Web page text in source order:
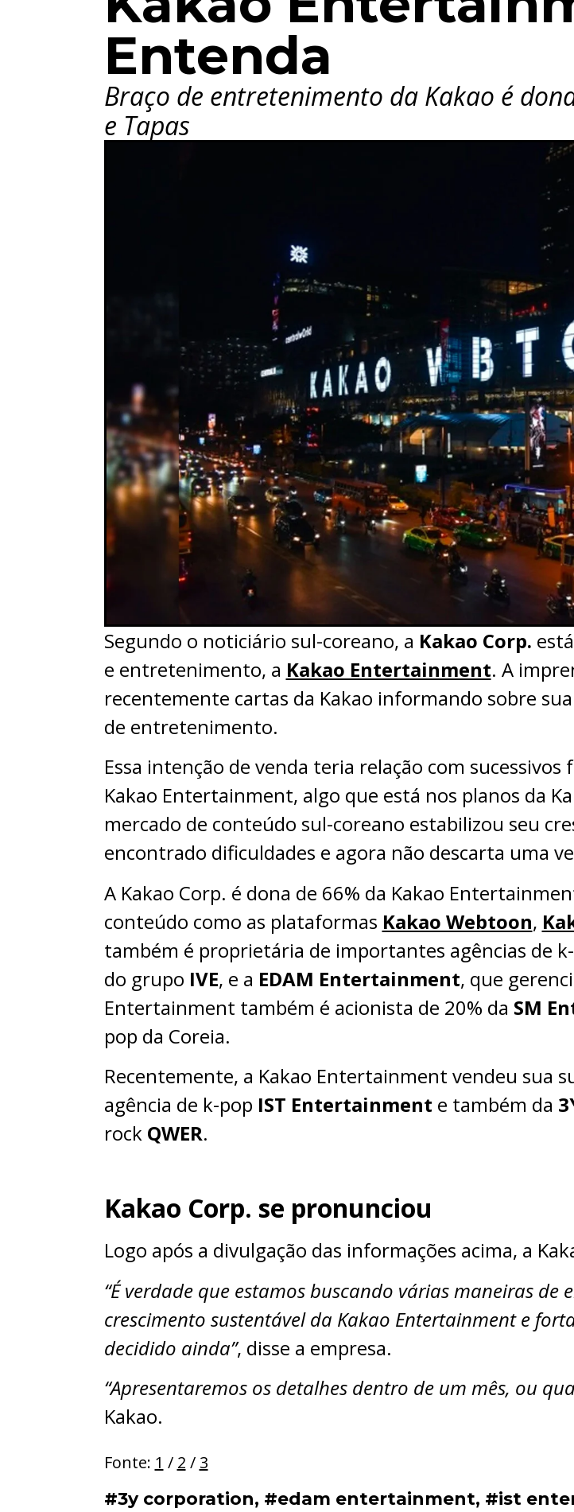
Entenda
Braço de entretenimento da Kakao é
e Tapas
Segundo o noticiário sul-coreano, a Kakao Corp.
e entretenimento, a Kakao Entertainment. A
recentemente cartas da Kakao informando sobre
de entretenimento.
Essa intenção de venda teria relação com
Kakao Entertainment, algo que está nos planos da
mercado de conteúdo sul-coreano estabilizou seu
encontrado dificuldades e agora não descarta uma
A Kakao Corp. é dona de 66% da Kakao
conteúdo como as plataformas Kakao Webtoon,
também é proprietária de importantes agências de
do grupo IVE, e a EDAM Entertainment, que
Entertainment também é acionista de 20% da SM
pop da Coreia.
Recentemente, a Kakao Entertainment vendeu sua
agência de k-pop IST Entertainment e também da
rock QWER.
Kakao Corp. se pronunciou
Logo após a divulgação das informações acima, a
“É verdade que estamos buscando várias maneiras
crescimento sustentável da Kakao Entertainment e
decidido ainda”, disse a empresa.
“Apresentaremos os detalhes dentro de um mês, ou
Kakao.
Fonte: 1 / 2 / 3
#3y corporation, #edam entertainment, #ist